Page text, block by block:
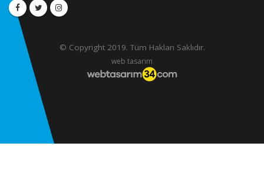
© Copyright 2019. Tüm Hakları Saklıdır.
web tasarım